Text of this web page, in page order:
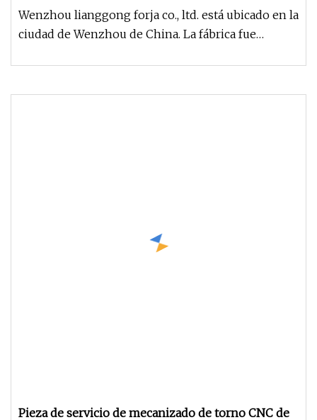
construcción/maquinaria
agrícola/vehículo/camión/tren/válvula
Wenzhou lianggong forja co., ltd. está ubicado en la
ciudad de Wenzhou de China. La fábrica fue
Pieza de servicio de mecanizado de torno CNC de